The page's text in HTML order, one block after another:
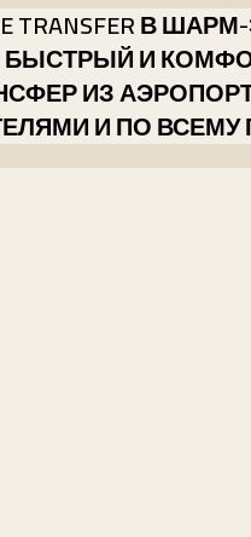
TRANSFER В
И
ИЗ
И ПО ВСЕМУ